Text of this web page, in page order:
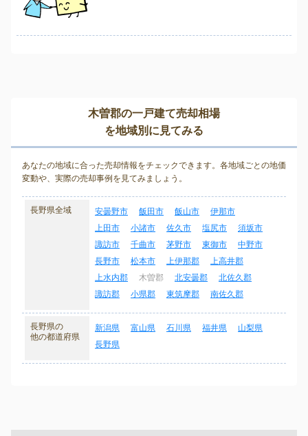
木曽郡の一戸建て売却相場
を地域別に見てみる
あなたの地域に合った売却情報をチェックできます。各地域ごとの地価
変動や、実際の売却事例を見てみましょう。
長野県全域 安曇野市 飯田市 飯山市
伊那市
上田市
小諸市 佐久市 塩尻市
須坂市
諏訪市
千曲市 茅野市 東御市
中野市
長野市
松本市 上伊那郡
上高井郡
上水内郡
木曽郡 北安曇郡
北佐久郡
諏訪郡
小県郡 東筑摩郡 南佐久郡
長野県の
他の都道府県
新潟県 富山県 石川県 福井県
山梨県
長野県